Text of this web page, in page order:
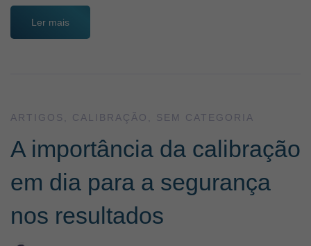
Ler mais
ARTIGOS CALIBRAÇÃO SEM CATEGORIA
A importância da calibração
em dia para a segurança
nos resultados